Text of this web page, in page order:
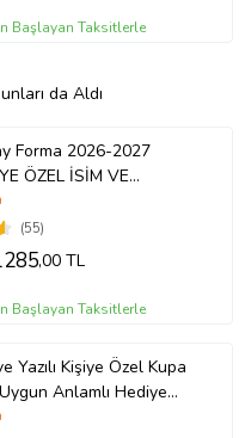
Başlayan Taksitlerle
da Aldı
Forma 2026-2027
ÖZEL İSİM VE
Çocuk Futbol
(55)
,00 TL
Başlayan Taksitlerle
Yazılı Kişiye Özel Kupa
Anlamlı Hediye
Kupa (Beyaz)